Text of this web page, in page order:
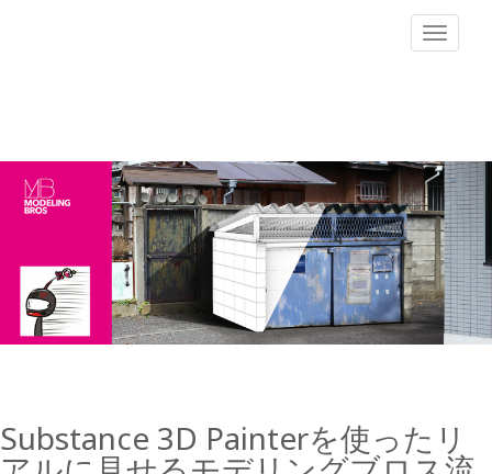
Toggle
Substance 3D Painterを使ったリ